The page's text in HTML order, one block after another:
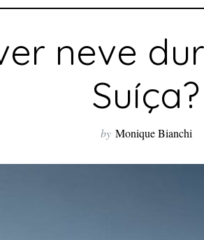
neve
Suíça?
by Monique Bianchi